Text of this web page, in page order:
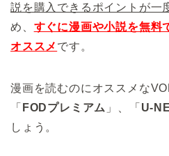
説を購入できるポイントが一
め、 すぐに漫画や小説を無料
オススメ です。
漫画を読むのにオススメな
「 FODプレミアム 」、「 U-
しょう。